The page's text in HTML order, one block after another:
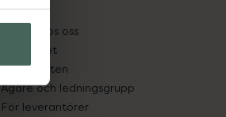
Pressrum
Jobba hos oss
Hållbarhet
Samarbeten
Ägare och ledningsgrupp
För leverantörer